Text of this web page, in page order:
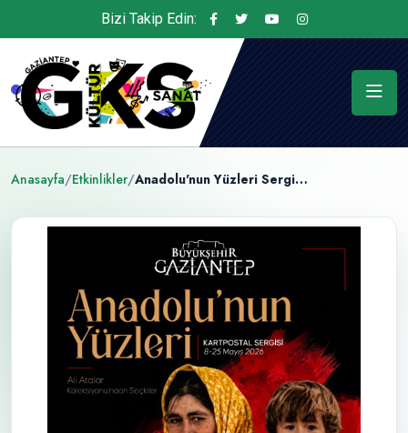
Bizi Takip Edin:
Anasayfa/Etkinlikler/ Anadolu'nun Yüzleri Sergisi Açılıyor